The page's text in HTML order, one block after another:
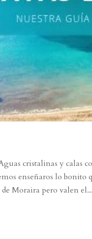
cristalinas y calas
enseñaros lo bonito
de Moraira pero valen el...